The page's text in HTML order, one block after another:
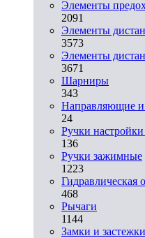
Элементы
2091
Элементы
3573
Элементы
3671
Шарниры
343
Направляющие и
24
Ручки настройки
136
Ручки зажимные
1223
Гидравлическая
468
Рычаги
1144
Замки и застежки